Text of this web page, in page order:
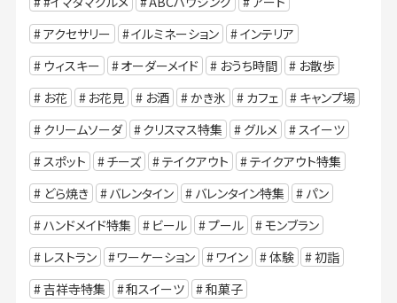
アクセサリー
イルミネーション
インテリア
ウィスキー
オーダーメイド おうち時間
お散歩
お花
お花見 お酒 かき氷 カフェ
キャンプ場
クリームソーダ
クリスマス特集 グルメ
スイーツ
スポット
チーズ テイクアウト
テイクアウト特集
どら焼き
バレンタイン バレンタイン特集
パン
ハンドメイド特集
ビール プール
モンブラン
レストラン
ワーケーション ワイン 体験
初詣
吉祥寺特集
和スイーツ
和菓子